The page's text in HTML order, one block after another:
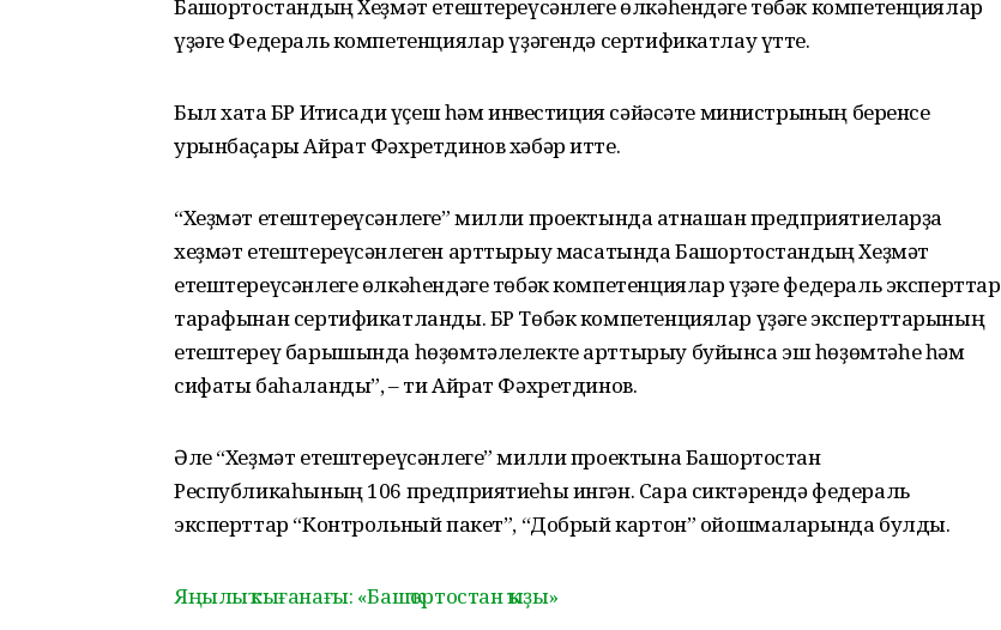
Башҡортостандың Хеҙмәт етештереүсәнлеге өлкәһендәге төбәк компетенциялар
үҙәге Федераль компетенциялар үҙәгендә сертификатлау үтте.
Был хаҡта БР Иҡтисади үҫеш һәм инвестиция сәйәсәте министрының беренсе
урынбаҫары Айрат Фәхретдинов хәбәр итте.
“Хеҙмәт етештереүсәнлеге” милли проектында ҡатнашҡан предприятиеларҙа
хеҙмәт етештереүсәнлеген арттырыу маҡсатында Башҡортостандың Хеҙмәт
етештереүсәнлеге өлкәһендәге төбәк компетенциялар үҙәге федераль эксперттар
тарафынан сертификатланды. БР Төбәк компетенциялар үҙәге эксперттарының
етештереү барышында һөҙөмтәлелекте арттырыу буйынса эш һөҙөмтәһе һәм
сифаты баһаланды”, – ти Айрат Фәхретдинов.
Әле “Хеҙмәт етештереүсәнлеге” милли проектына Башҡортостан
Республикаһының 106 предприятиеһы ингән. Сара сиктәрендә федераль
эксперттар “Контрольный пакет”, “Добрый картон” ойошмаларында булды.
Яңылыҡ сығанағы: «Башҡортостан ҡыҙы»